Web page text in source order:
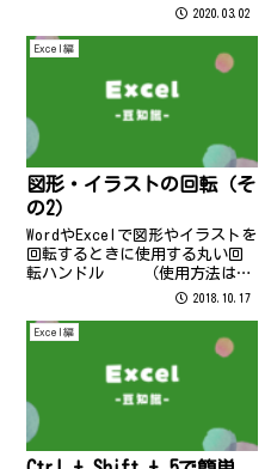
が、設定を変更すると好きな方
きるんですよ～(^^)/ 好きな方
向に動かして作業効率アップし
2020.03.02
Excel編
図形・イラストの回転（そ
の2）
WordやExcelで図形やイラストを
回転するときに使用する丸い回
転ハンドル （使用方法は
vol.123を参照ください） 回転
「Shift」キーを押しながらドラ
ッグすると15℃ずつ動くので、
90℃や180℃...
2018.10.17
Excel編